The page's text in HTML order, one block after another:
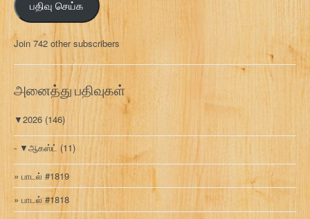
ச
ல்
மு
க
வ
பதிவு செய்க
Join 742 other subscribers
அனைத்து பதிவுகள்
▼2026 (146)
▼ஆகஸ்ட் (11)
பாடல் #1819
பாடல் #1818